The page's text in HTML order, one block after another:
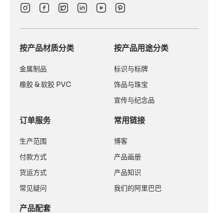
按产品材质分类
金属制品
橡胶 & 软胶 PVC
订单服务
生产范围
付款方式
货运方式
常见疑问
按产品用途分类
标识与标牌
饰品与珠宝
宣传与纪念品
常用链接
博客
产品画册
产品知识
我们的阿里巴巴
产品配套